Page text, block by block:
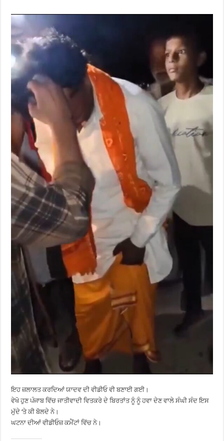
ਇਹ ਜ਼ਲਾਲਤ ਕਰਦਿਆਂ ਯਾਦਵ ਦੀ ਵੀਡੀਓ ਵੀ ਬਣਾਈ ਗਈ।
ਵੇਖੋ ਹੁਣ ਪੰਜਾਬ ਵਿੱਚ ਜਾਤੀਵਾਦੀ ਵਿਤਕਰੇ ਦੇ ਬਿਰਤਾਂਤ ਨੂੰ ਨੂੰ ਹਵਾ ਦੇਣ ਵਾਲੇ ਸੰਘੀ ਸੰਦ ਇਸ
ਮੁੱਦੇ ‘ਤੇ ਕੀ ਬੋਲਦੇ ਨੇ।
ਘਟਨਾ ਦੀਆਂ ਵੀਡੀਓਜ਼ ਕਮੈਂਟਾਂ ਵਿੱਚ ਨੇ।